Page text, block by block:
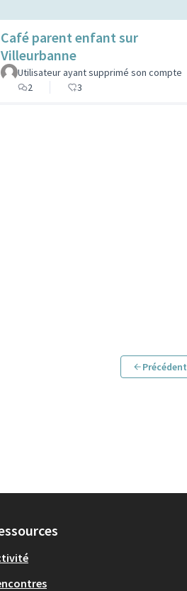
Café parent enfant sur
Villeurbanne
Utilisateur ayant supprimé son compte
2
3
Précédent